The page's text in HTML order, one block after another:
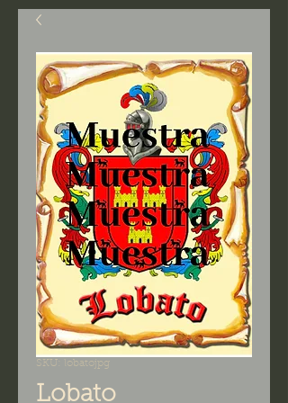
SKU: lobatojpg
Lobato